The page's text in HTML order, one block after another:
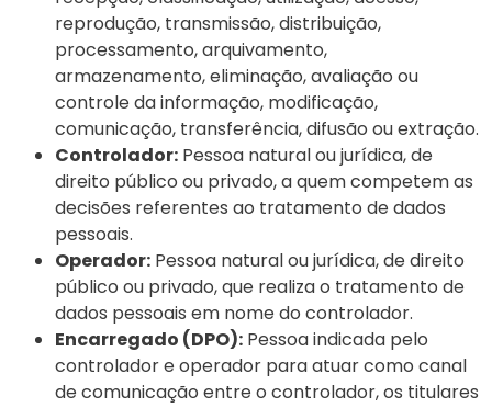
reprodução, transmissão, distribuição,
processamento, arquivamento,
armazenamento, eliminação, avaliação ou
controle da informação, modificação,
comunicação, transferência, difusão ou extração.
Controlador: Pessoa natural ou jurídica, de
direito público ou privado, a quem competem as
decisões referentes ao tratamento de dados
pessoais.
Operador: Pessoa natural ou jurídica, de direito
público ou privado, que realiza o tratamento de
dados pessoais em nome do controlador.
Encarregado (DPO): Pessoa indicada pelo
controlador e operador para atuar como canal
de comunicação entre o controlador, os titulares